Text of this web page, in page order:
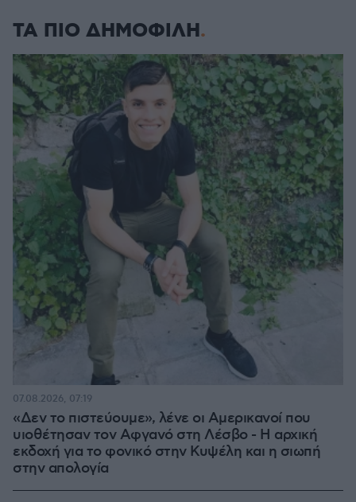
ΤΑ ΠΙΟ ΔΗΜΟΦΙΛΗ
«Δεν το πιστεύουμε», λένε οι Αμερικανοί που
υιοθέτησαν τον Αφγανό στη Λέσβο - Η αρχική
εκδοχή για το φονικό στην Κυψέλη και η σιωπή
στην απολογία
07.08.2026, 07:19